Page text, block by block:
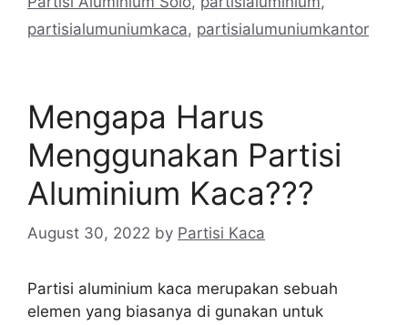
partisialumuniumkaca, partisialumuniumkantor
Mengapa Harus
Menggunakan Partisi
Aluminium Kaca???
August 30, 2022 by Partisi Kaca
Partisi aluminium kaca merupakan sebuah
elemen yang biasanya di gunakan untuk